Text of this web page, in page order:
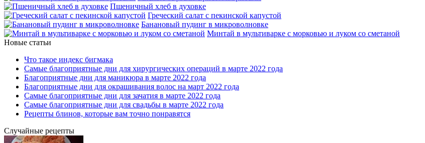
Пшеничный хлеб в духовке
Греческий салат с пекинской капустой
Банановый пудинг в микроволновке
Минтай в мультиварке с морковью и луком со сметаной
Новые статьи
Что такое индекс бигмака
Самые благоприятные дни для хирургических операций в марте 2022 года
Благоприятные дни для маникюра в марте 2022 года
Благоприятные дни для окрашивания волос на март 2022 года
Самые благоприятные дни для зачатия в марте 2022 года
Самые благоприятные дни для свадьбы в марте 2022 года
Рецепты блинов, которые вам точно понравятся
Случайные рецепты